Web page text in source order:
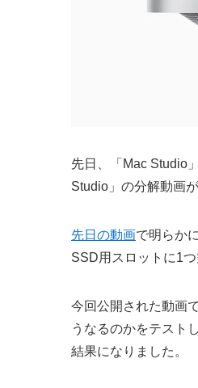
先日、「Mac Studio
Studio」の分解動画
先日の動画で明らか
SSD用スロットに1
今回公開された動画
うなるのかをテスト
結果になりました。